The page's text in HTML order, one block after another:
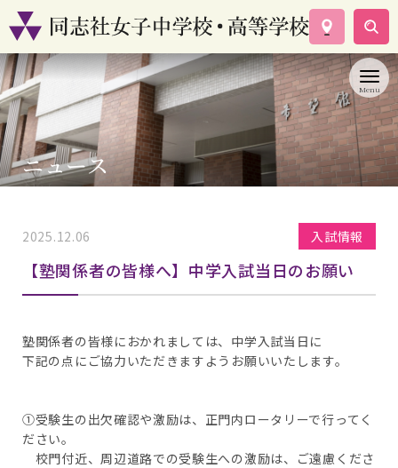
学校案内
コース紹介
学校生活
入試情報
資料請求
ニュース
2025.12.06 入試情報
【塾関係者の皆様へ】中学入試当日のお願い
塾関係者の皆様におかれましては、中学入試当日に
下記の点にご協力いただきますようお願いいたします。
①受験生の出欠確認や激励は、正門内ロータリーで行ってく
ださい。
校門付近、周辺道路での受験生への激励は、ご遠慮くださ